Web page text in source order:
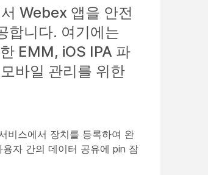
Webex 앱을 안전
합니다. 여기에는
EMM, iOS IPA 파
바일 관리를 위한
비스에서 장치를 등록하여 완
자 간의 데이터 공유에 pin 잠